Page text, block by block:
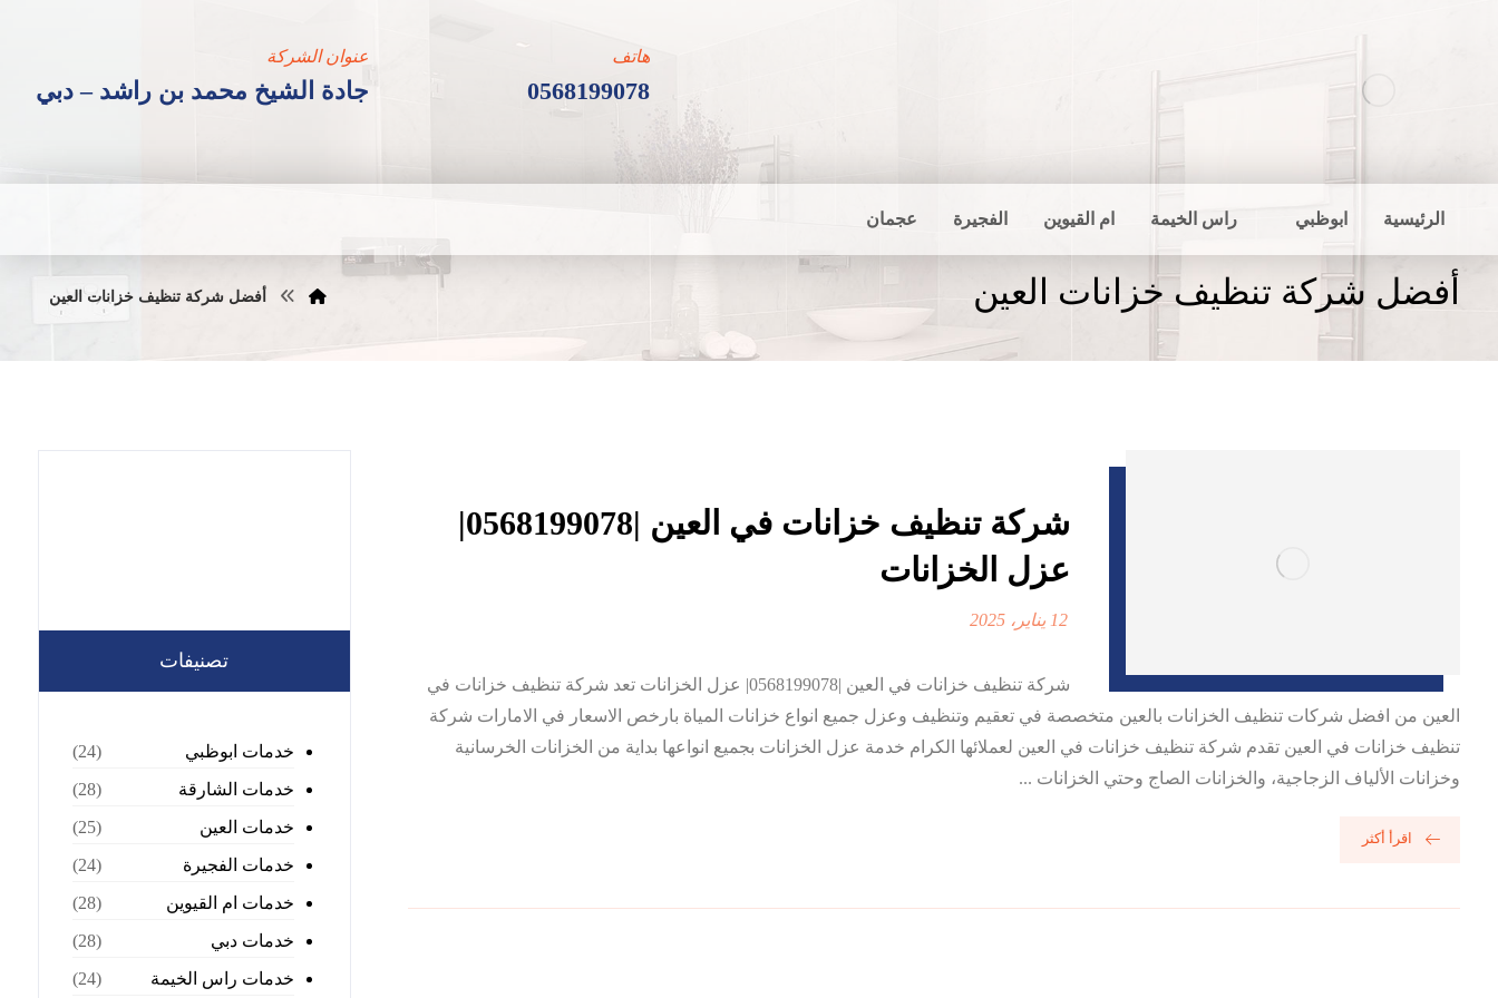
عنوان الشركة
جادة الشيخ محمد بن راشد – دبي
هاتف
0568199078
الرئيسية ابوظبي راس الخيمة ام القيوين الفجيرة عجمان
أفضل شركة تنظيف خزانات العين أفضل شركة تنظيف خزانات العين
شركة تنظيف خزانات في العين |0568199078|
عزل الخزانات
12 يناير، 2025
شركة تنظيف خزانات في العين |0568199078| عزل الخزانات تعد شركة تنظيف خزانات في
العين من افضل شركات تنظيف الخزانات بالعين متخصصة في تعقيم وتنظيف وعزل جميع انواع خزانات المياة بارخص الاسعار في الامارات شركة
تنظيف خزانات في العين تقدم شركة تنظيف خزانات في العين لعملائها الكرام خدمة عزل الخزانات بجميع انواعها بداية من الخزانات الخرسانية
وخزانات الألياف الزجاجية، والخزانات الصاج وحتي الخزانات ...
اقرأ أكثر
تصنيفات
خدمات ابوظبي
(24)
خدمات الشارقة
(28)
خدمات العين
(25)
خدمات الفجيرة
(24)
خدمات ام القيوين
(28)
خدمات دبي
(28)
خدمات راس الخيمة
(24)